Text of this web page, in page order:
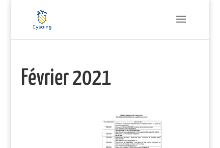
Février 2021